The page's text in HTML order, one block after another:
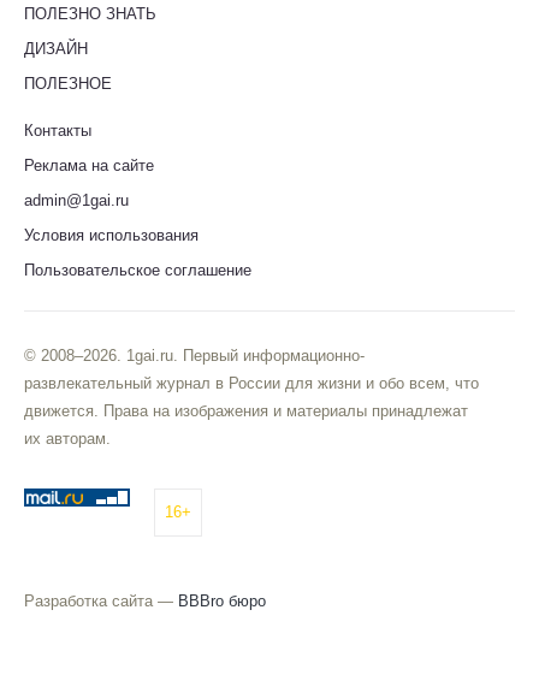
ПОЛЕЗНО ЗНАТЬ
ДИЗАЙН
ПОЛЕЗНОЕ
Контакты
Реклама на сайте
admin@1gai.ru
Условия использования
Пользовательское соглашение
© 2008–2026. 1gai.ru. Первый информационно-
развлекательный журнал в России для жизни и обо всем, что
движется. Права на изображения и материалы принадлежат
их авторам.
16+
Разработка сайта — BBBro бюро